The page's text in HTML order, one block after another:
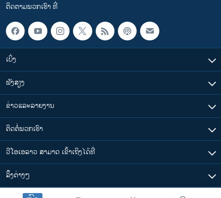
ຕິດຕາມພວກເຮົາ ທີ່
ເບິ່ງ
ຟັງສຽງ
ຂ່າວແລະລາຍງານ
ຕິດຕໍ່ພວກເຮົາ
ວີໂອເອລາວ ສາມາດ ເຂົ້າເຖິງໄດ້ທີ່
​ລິ້ງ​ຕ່າງໆ